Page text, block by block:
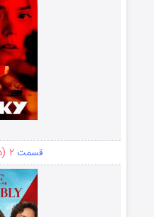
قسمت ۲ (دوبله)